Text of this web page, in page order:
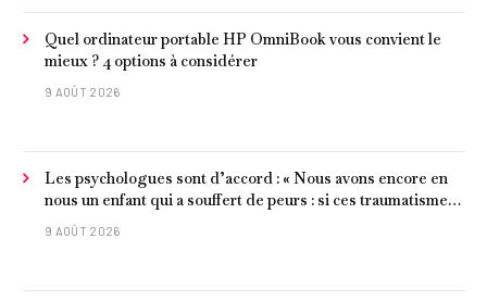
Quel ordinateur portable HP OmniBook vous convient le
mieux ? 4 options à considérer
9 AOÛT 2026
Les psychologues sont d’accord : « Nous avons encore en
nous un enfant qui a souffert de peurs : si ces traumatismes
ne sont pas surmontés, ils continueront à nous affecter dans
9 AOÛT 2026